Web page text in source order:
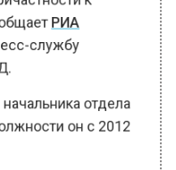
службу
отдела
он с 2012